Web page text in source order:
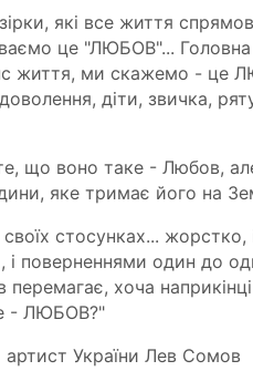
які все життя
це "ЛЮБОВ"... Головна
життя, ми скажемо - це
діти, звичка,
що воно таке - Любов,
яке тримає його на
стосунках... жорстко,
і поверненнями один до
хоча наприкінці
- ЛЮБОВ?"
України Лев Сомов